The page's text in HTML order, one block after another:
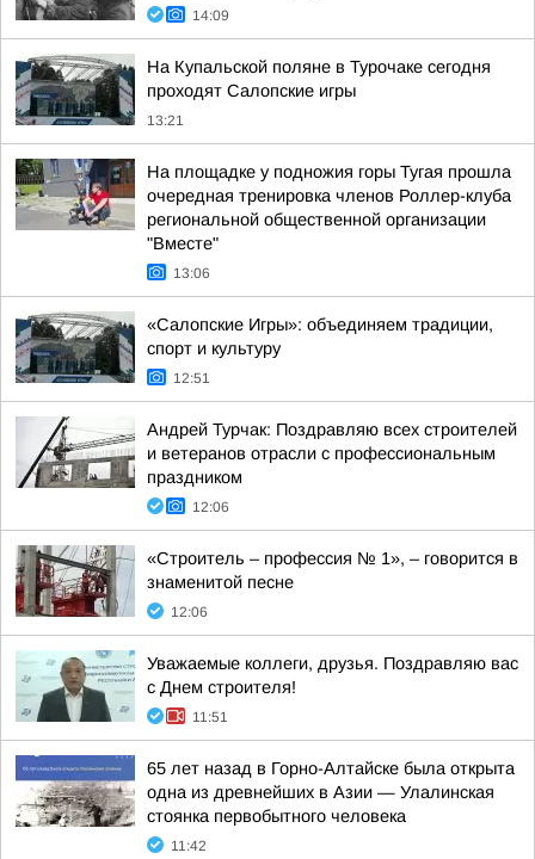
14:09
На Купальской поляне в Турочаке сегодня
проходят Салопские игры
13:21
На площадке у подножия горы Тугая прошла
очередная тренировка членов Роллер-клуба
региональной общественной организации
"Вместе"
13:06
«Салопские Игры»: объединяем традиции,
спорт и культуру
12:51
Андрей Турчак: Поздравляю всех строителей
и ветеранов отрасли с профессиональным
праздником
12:06
«Строитель – профессия № 1», – говорится в
знаменитой песне
12:06
Уважаемые коллеги, друзья. Поздравляю вас
с Днем строителя!
11:51
65 лет назад в Горно-Алтайске была открыта
одна из древнейших в Азии — Улалинская
стоянка первобытного человека
11:42